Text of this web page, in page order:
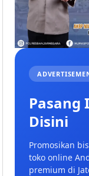
Pasang
Disini
Promosikan
toko online
premium di